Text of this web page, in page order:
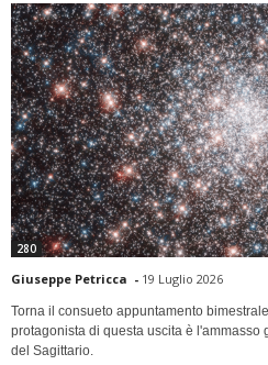
280
Giuseppe Petricca - 19 Luglio 2026
Torna il consueto appuntamento
protagonista di questa uscita è
del Sagittario.